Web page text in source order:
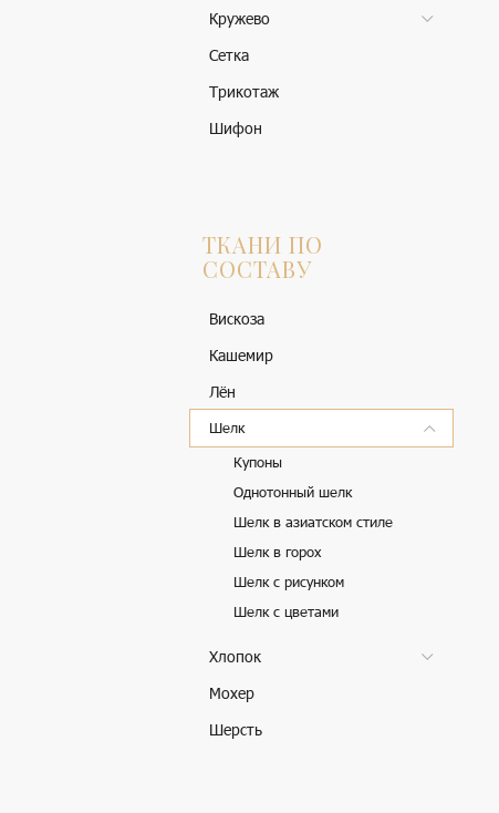
Кружево
Сетка
Трикотаж
Шифон
ТКАНИ ПО
СОСТАВУ
Вискоза
Кашемир
Лён
Шелк
Купоны
Однотонный шелк
Шелк в азиатском стиле
Шелк в горох
Шелк с рисунком
Шелк с цветами
Хлопок
Мохер
Шерсть